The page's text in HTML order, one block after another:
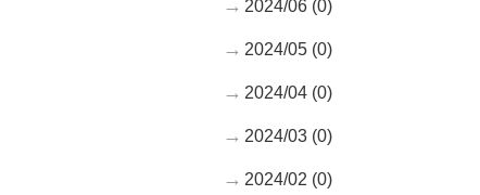
2024/06 (0)
2024/05 (0)
2024/04 (0)
2024/03 (0)
2024/02 (0)